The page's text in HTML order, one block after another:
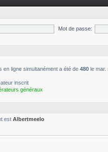
Mot de passe:
en ligne simultanément a été de 480 le mar.
inscrit
généraux
est Albertmeelo